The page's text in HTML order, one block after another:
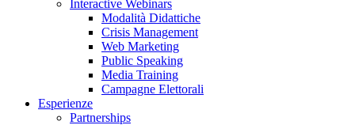
Interactive Webinars
Modalità Didattiche
Crisis Management
Web Marketing
Public Speaking
Media Training
Campagne Elettorali
Esperienze
Partnerships